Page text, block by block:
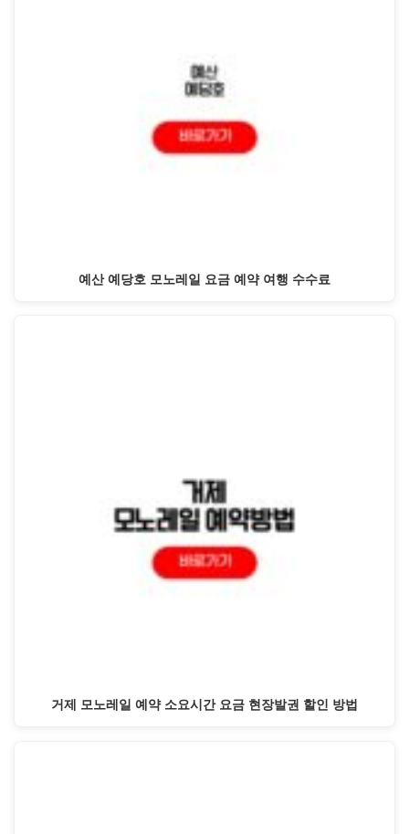
예산 예당호 모노레일 요금 예약 여행 수수료
거제 모노레일 예약 소요시간 요금 현장발권 할인 방법